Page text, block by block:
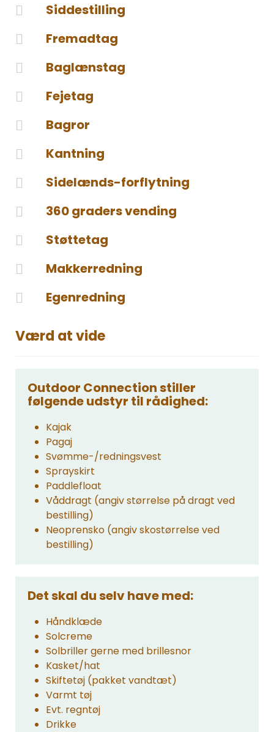
Siddestilling
Fremadtag
Baglænstag
Fejetag
Bagror
Kantning
Sidelænds-forflytning
360 graders vending
Støttetag
Makkerredning
Egenredning
Værd at vide
Outdoor Connection stiller
følgende udstyr til rådighed:
Kajak
Pagaj
Svømme-/redningsvest
Sprayskirt
Paddlefloat
Våddragt (angiv størrelse på dragt ved
bestilling)
Neoprensko (angiv skostørrelse ved
bestilling)
Det skal du selv have med:
Håndklæde
Solcreme
Solbriller gerne med brillesnor
Kasket/hat
Skiftetøj (pakket vandtæt)
Varmt tøj
Evt. regntøj
Drikke